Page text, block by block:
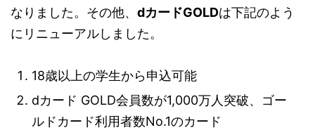
なりました。その他、 dカードGOLDは下記のよう
にリニューアルしました。
18歳以上の学生から申込可能
dカード GOLD会員数が1,000万人突破、ゴー
ルドカード利用者数No.1のカード